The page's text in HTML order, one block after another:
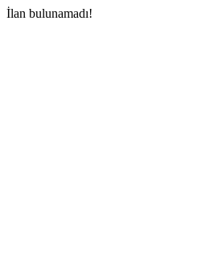
İlan bulunamadı!